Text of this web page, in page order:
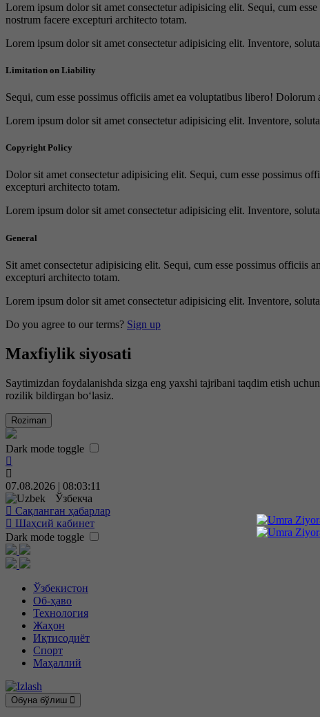
Lorem ipsum dolor sit amet consectetur adipisicing elit. Sequi, cum
nostrum facere excepturi architecto totam.
Lorem ipsum dolor sit amet consectetur adipisicing elit. Inventore,
Limitation on Liability
Sequi, cum esse possimus officiis amet ea voluptatibus libero! Dolorum
Lorem ipsum dolor sit amet consectetur adipisicing elit. Inventore,
Copyright Policy
Dolor sit amet consectetur adipisicing elit. Sequi, cum esse possimus
excepturi architecto totam.
Lorem ipsum dolor sit amet consectetur adipisicing elit. Inventore,
General
Sit amet consectetur adipisicing elit. Sequi, cum esse possimus officiis
excepturi architecto totam.
Lorem ipsum dolor sit amet consectetur adipisicing elit. Inventore,
Do you agree to our terms? Sign up
Maxfiylik siyosati
Saytimizdan foydalanishda sizga eng yaxshi tajribani taqdim etish
rozilik bildirgan bo‘lasiz.
Roziman
Dark mode toggle
07.08.2026 | 08:03:12
Ўзбекча
Сақланган ҳабарлар
Шаҳсий кабинет
Dark mode toggle
Ўзбекистон
Об-ҳаво
Технология
Жаҳон
Иқтисодиёт
Спорт
Маҳаллий
Обуна бўлиш